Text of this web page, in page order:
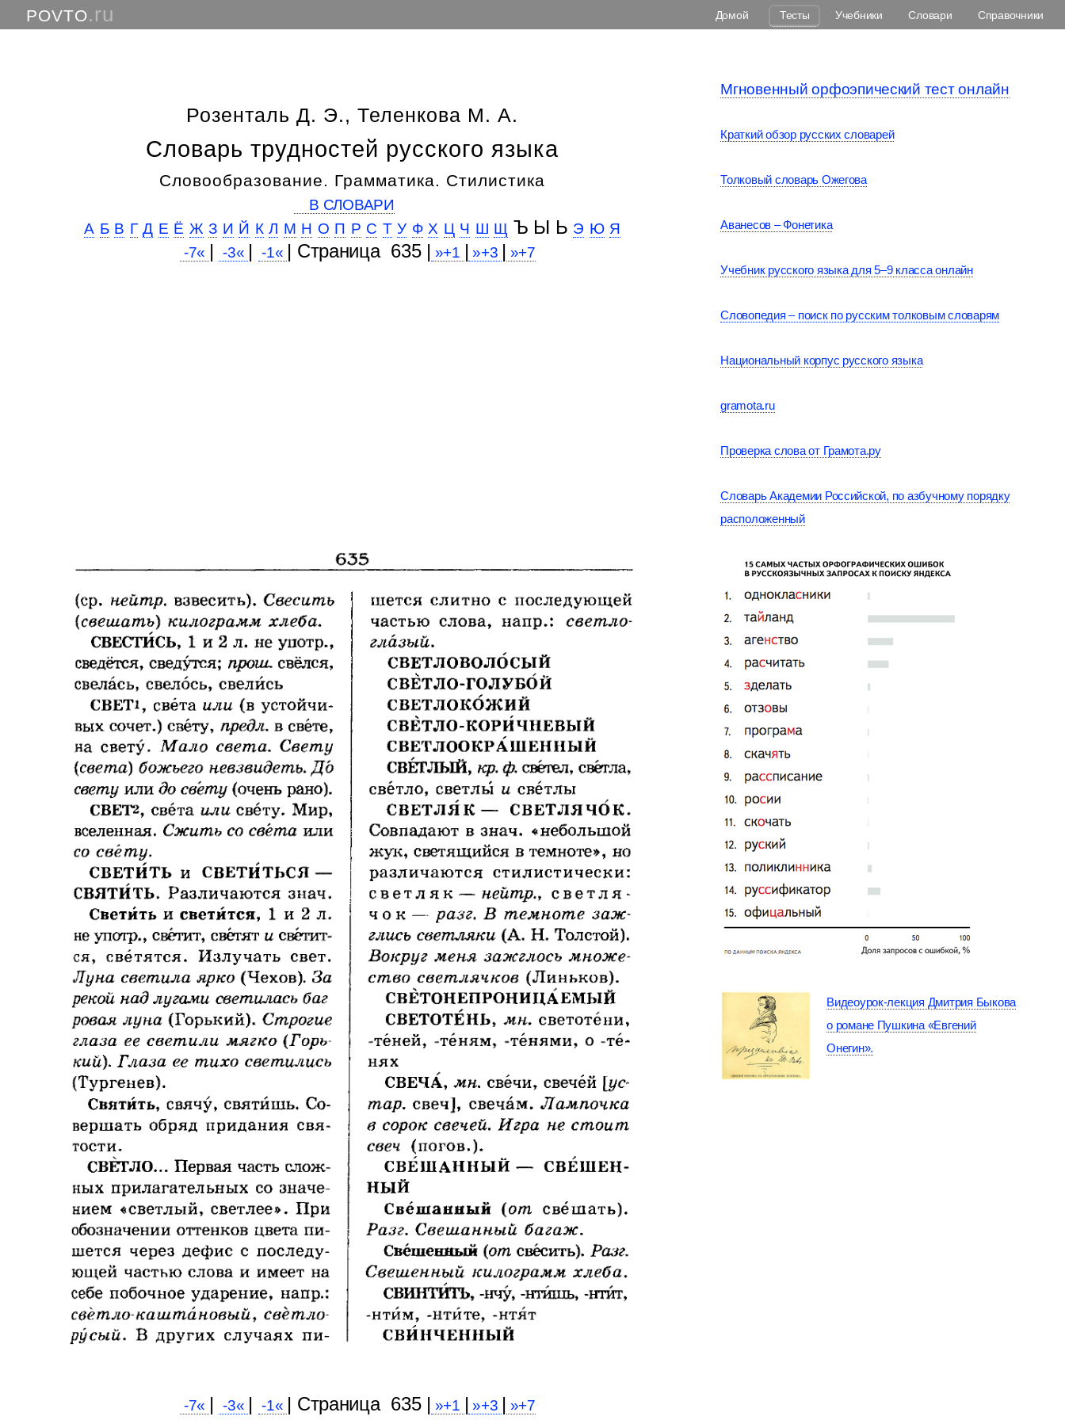
POVTO.ru Домой Тесты Учебники Словари Справочники
Розенталь Д. Э., Теленкова М. А.
Словарь трудностей русского языка
Словообразование. Грамматика. Стилистика
В СЛОВАРИ
А Б В Г Д Е Ё Ж З И Й К Л М Н О П Р С Т У Ф Х Ц Ч Ш Щ Ъ Ы Ь Э Ю Я
-7« | -3« | -1« | Cтраница 635 | »+1 | »+3 | »+7
-7« | -3« | -1« | Cтраница 635 | »+1 | »+3 | »+7
Мгновенный орфоэпический тест онлайн
Краткий обзор русских словарей
Толковый словарь Ожегова
Аванесов – Фонетика
Учебник русского языка для 5–9 класса онлайн
Словопедия – поиск по русским толковым словарям
Национальный корпус русского языка
gramota.ru
Проверка слова от Грамота.ру
Словарь Академии Российской, по азбучному порядку
расположенный
Видеоурок-лекция Дмитрия Быкова
о романе Пушкина «Евгений
Онегин».